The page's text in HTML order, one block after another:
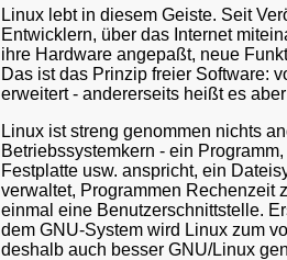
Linux lebt in diesem Geiste. Seit
Entwicklern, über das Internet
ihre Hardware angepaßt, neue
Das ist das Prinzip freier Software:
erweitert - andererseits heißt es
Linux ist streng genommen nichts
Betriebssystemkern - ein
Festplatte usw. anspricht, ein
verwaltet, Programmen Rechenzeit
einmal eine Benutzerschnittstelle.
dem GNU-System wird Linux zum
deshalb auch besser GNU/Linux